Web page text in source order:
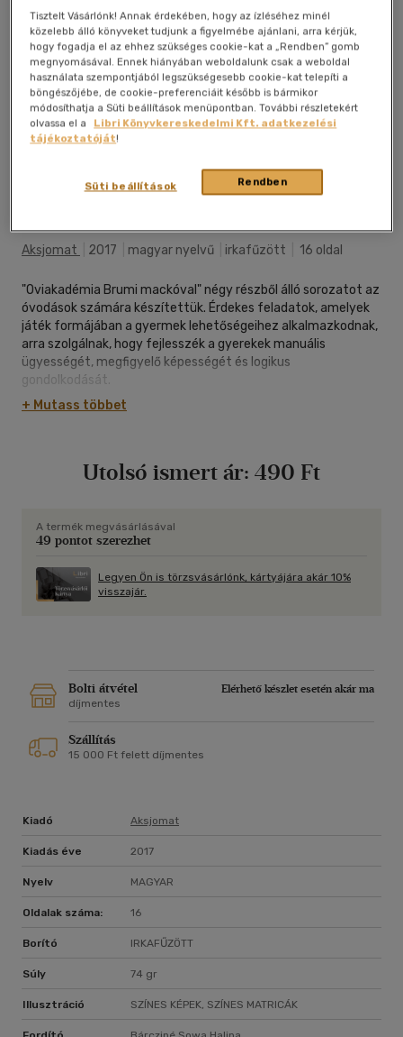
Kívánságlistához adom
Aksjomat 2017 magyar nyelvű irkafűzött 16 oldal
"Oviakadémia Brumi mackóval" négy részből álló sorozatot az
óvodások számára készítettük. Érdekes feladatok, amelyek
játék formájában a gyermek lehetőségeihez alkalmazkodnak,
arra szolgálnak, hogy fejlesszék a gyerekek manuális
ügyességét, megfigyelő képességét és logikus
gondolkodását.
A szülőknek pedig nagy segítséget jelent az, hogy minden
oldal alján tájékoztatjuk őket arról, melyik képességet
gyermeket!
+ Mutass többet
Utolsó ismert ár: 490 Ft
A termék megvásárlásával
49 pontot szerezhet
Legyen Ön is törzsvásárlónk, kártyájára akár 10%
visszajár.
Bolti átvétel
Elérhető készlet esetén akár ma
díjmentes
Szállítás
15 000 Ft felett díjmentes
Kiadó Aksjomat
Kiadás éve 2017
Nyelv MAGYAR
Oldalak száma: 16
Borító IRKAFŰZÖTT
Súly 74 gr
Illusztráció SZÍNES KÉPEK, SZÍNES MATRICÁK
Tisztelt Vásárlónk! Annak érdekében, hogy az ízléséhez minél
közelebb álló könyveket tudjunk a figyelmébe ajánlani, arra kérjük,
hogy fogadja el az ehhez szükséges cookie-kat a „Rendben” gomb
megnyomásával. Ennek hiányában weboldalunk csak a weboldal
használata szempontjából legszükségesebb cookie-kat telepíti a
böngészőjébe, de cookie-preferenciáit később is bármikor
módosíthatja a Süti beállítások menüpontban. További részletekért
olvassa el a
Libri Könyvkereskedelmi Kft. adatkezelési
tájékoztatóját!
Rendben
Süti beállítások